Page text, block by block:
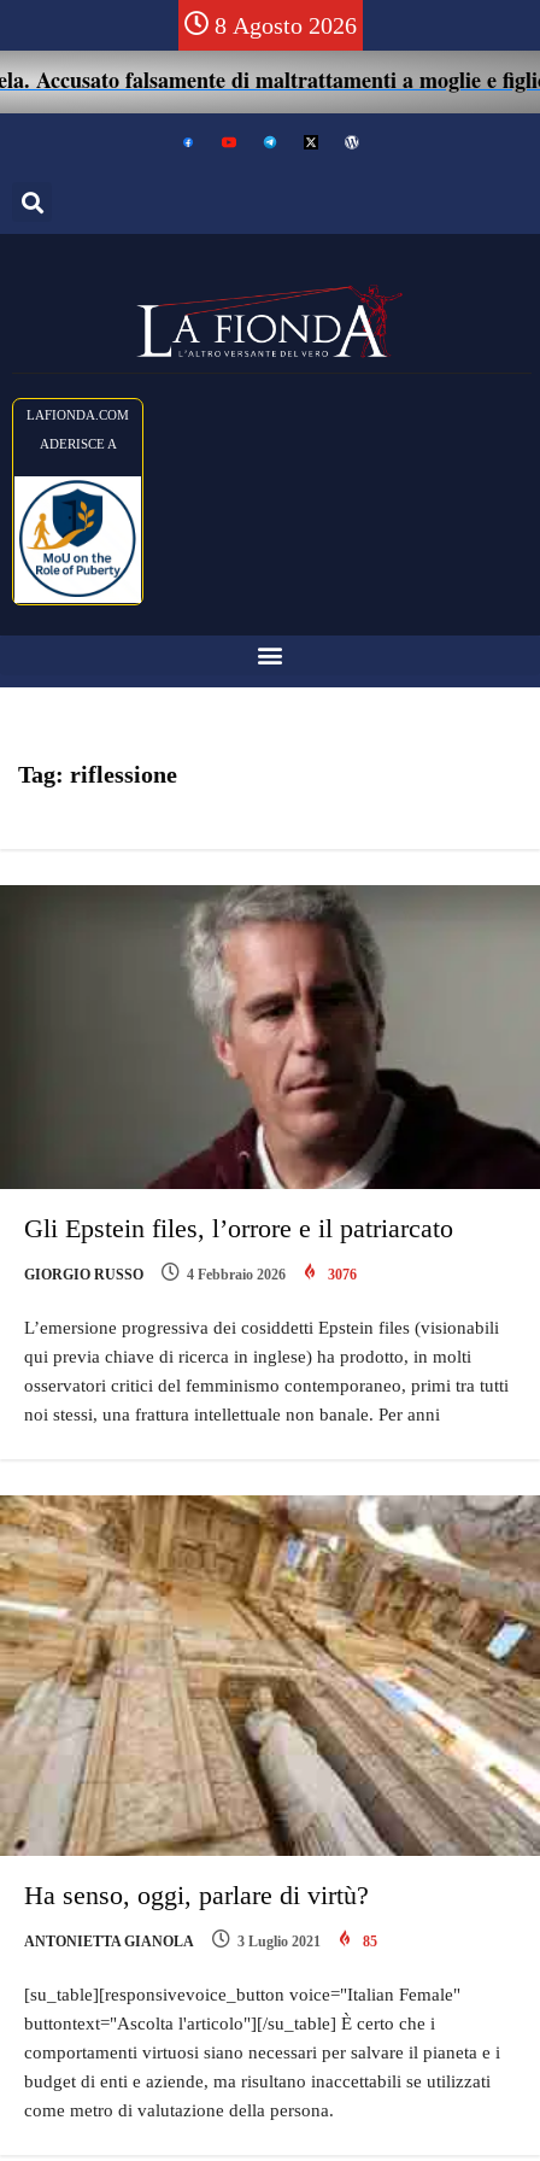
8 Agosto 2026
falsamente di maltrattamenti a moglie e figlio:
LAFIONDA.COM
ADERISCE A
Tag: riflessione
Gli Epstein files, l’orrore e il patriarcato
GIORGIO RUSSO 4 Febbraio 2026 3076
L’emersione progressiva dei cosiddetti Epstein files (visionabili
qui previa chiave di ricerca in inglese) ha prodotto, in molti
osservatori critici del femminismo contemporaneo, primi tra tutti
noi stessi, una frattura intellettuale non banale. Per anni
Ha senso, oggi, parlare di virtù?
ANTONIETTA GIANOLA 3 Luglio 2021 85
[su_table][responsivevoice_button voice="Italian Female"
buttontext="Ascolta l'articolo"][/su_table] È certo che i
comportamenti virtuosi siano necessari per salvare il pianeta e i
budget di enti e aziende, ma risultano inaccettabili se utilizzati
come metro di valutazione della persona.